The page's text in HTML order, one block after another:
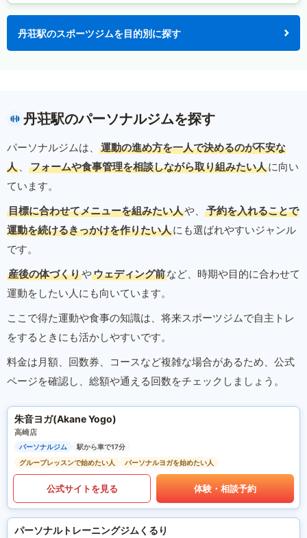
丹荘駅のスポーツジムを目的別に探す
丹荘駅のパーソナルジムを探す
パーソナルジムは、
運動の進め方を一人で決めるのが不安な
人 、 フォームや食事管理を相談しながら取り組みたい人に向い
ています。
目標に合わせてメニューを組みたい人や、
予約を入れることで
運動を続けるきっかけを作りたい人にも選ばれやすいジャンル
です。
産後の体づくりやウェディング前など、時期や目的に合わせて
運動をしたい人にも向いています。
ここで得た運動や食事の知識は、将来スポーツジムで自主トレ
をするときにも活かしやすいです。
料金は月額、回数券、コースなど複雑な場合があるため、公式
ページを確認し、総額や通える回数をチェックしましょう。
朱音ヨガ(Akane Yogo)
高崎店
パーソナルジム
駅から車で17分
グループレッスンで始めたい人
パーソナルヨガを始めたい人
公式サイトを見る 体験・相談予約
パーソナルトレーニングジムくるり